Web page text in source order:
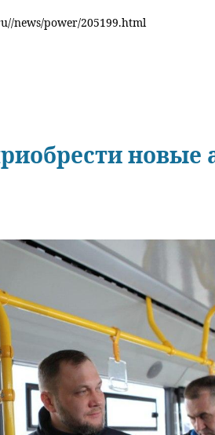
news/power/205199.html
новые